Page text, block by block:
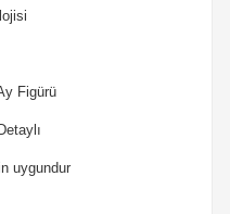
Figürü
uygundur